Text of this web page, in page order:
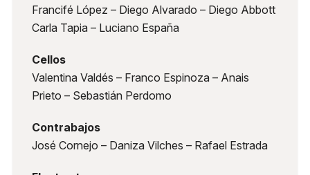
Francifé López – Diego Alvarado – Diego Abbott
Carla Tapia – Luciano España
Cellos
Valentina Valdés – Franco Espinoza – Anais
Prieto – Sebastián Perdomo
Contrabajos
José Cornejo – Daniza Vilches – Rafael Estrada